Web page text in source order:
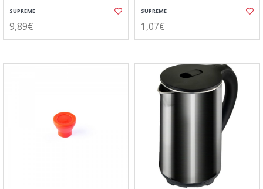
SUPREME
9,89€
SUPREME
1,07€